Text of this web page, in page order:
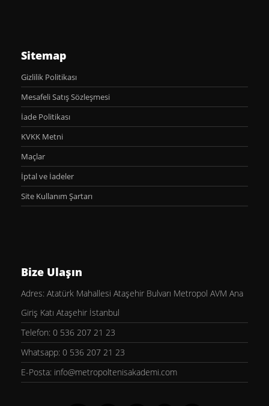
Sitemap
Gizlilik Politikası
Mesafeli Satış Sözleşmesi
İade Politikası
KVKK Metni
Maçlar
İptal ve İadeler
Site Kullanım Şartarı
Bize Ulaşın
Adres: Atatürk Mahallesi Ataşehir Bulvarı Metropol AVM Ana
Giriş Katı Ataşehir İstanbul
Telefon: 0 536 207 21 23
Whatsapp: 0 536 207 21 23
E-Posta: info@metropoltenisakademi.com